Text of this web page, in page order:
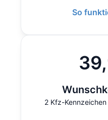
So
2 Kfz-